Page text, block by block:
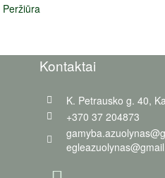
Peržiūra
Kontaktai
K. Petrausko g. 40,
+370 37 204873